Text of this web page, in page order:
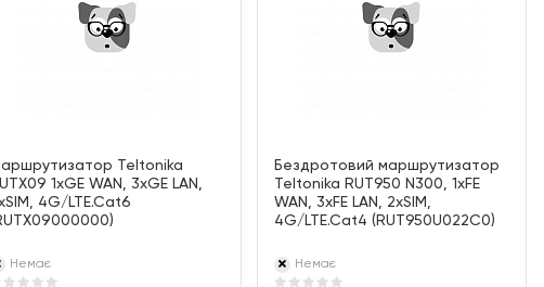
Teltonika
1xGE WAN, 3xGE LAN,
4G/LTE.Cat6
Немає
Бездротовий маршрутизатор
Teltonika RUT950 N300, 1xFE
WAN, 3xFE LAN, 2xSIM,
4G/LTE.Cat4 (RUT950U022C0)
Немає